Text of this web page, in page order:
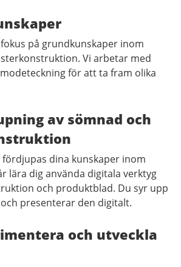
på grundkunskaper inom
Vi arbetar med
för att ta fram olika
av sömnad och
dina kunskaper inom
lära dig använda digitala verktyg
och produktblad. Du syr upp
presenterar den digitalt.
och utveckla